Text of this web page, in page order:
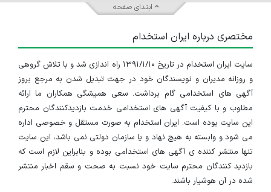
ابتدای صفحه
مختصری درباره ایران استخدام
سایت ایران استخدام در تاریخ ۱۳۹۱/۱/۱۰ راه اندازی شد و با تلاش گروهی
و روزانه مدیران و نویسندگان خود در جهت تبدیل شدن به مرجع بروز
آگهی های استخدامی گام برداشت. سعی همیشگی همکاران ما ارائه
مطلوب و با کیفیت آگهی های استخدامی خدمت بازدیدکنندگان محترم
این سایت بوده است. ایران استخدام به صورت مستقل و خصوصی اداره
می شود و وابسته به هیچ نهاد و یا سازمان دولتی نمی باشد، این سایت
تنها منتشر کننده ی آگهی های استخدامی بوده و بنابراین لازم است که
بازدید کنندگان محترم سایت خود نسبت به صحت و سقم اخبار منتشر
شده در آن هوشیار باشند.